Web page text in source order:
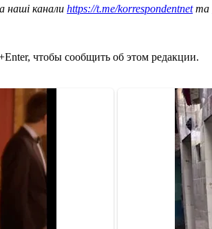
наші канали https://t.me/korrespondentnetта
чтобы сообщить об этом редакции.